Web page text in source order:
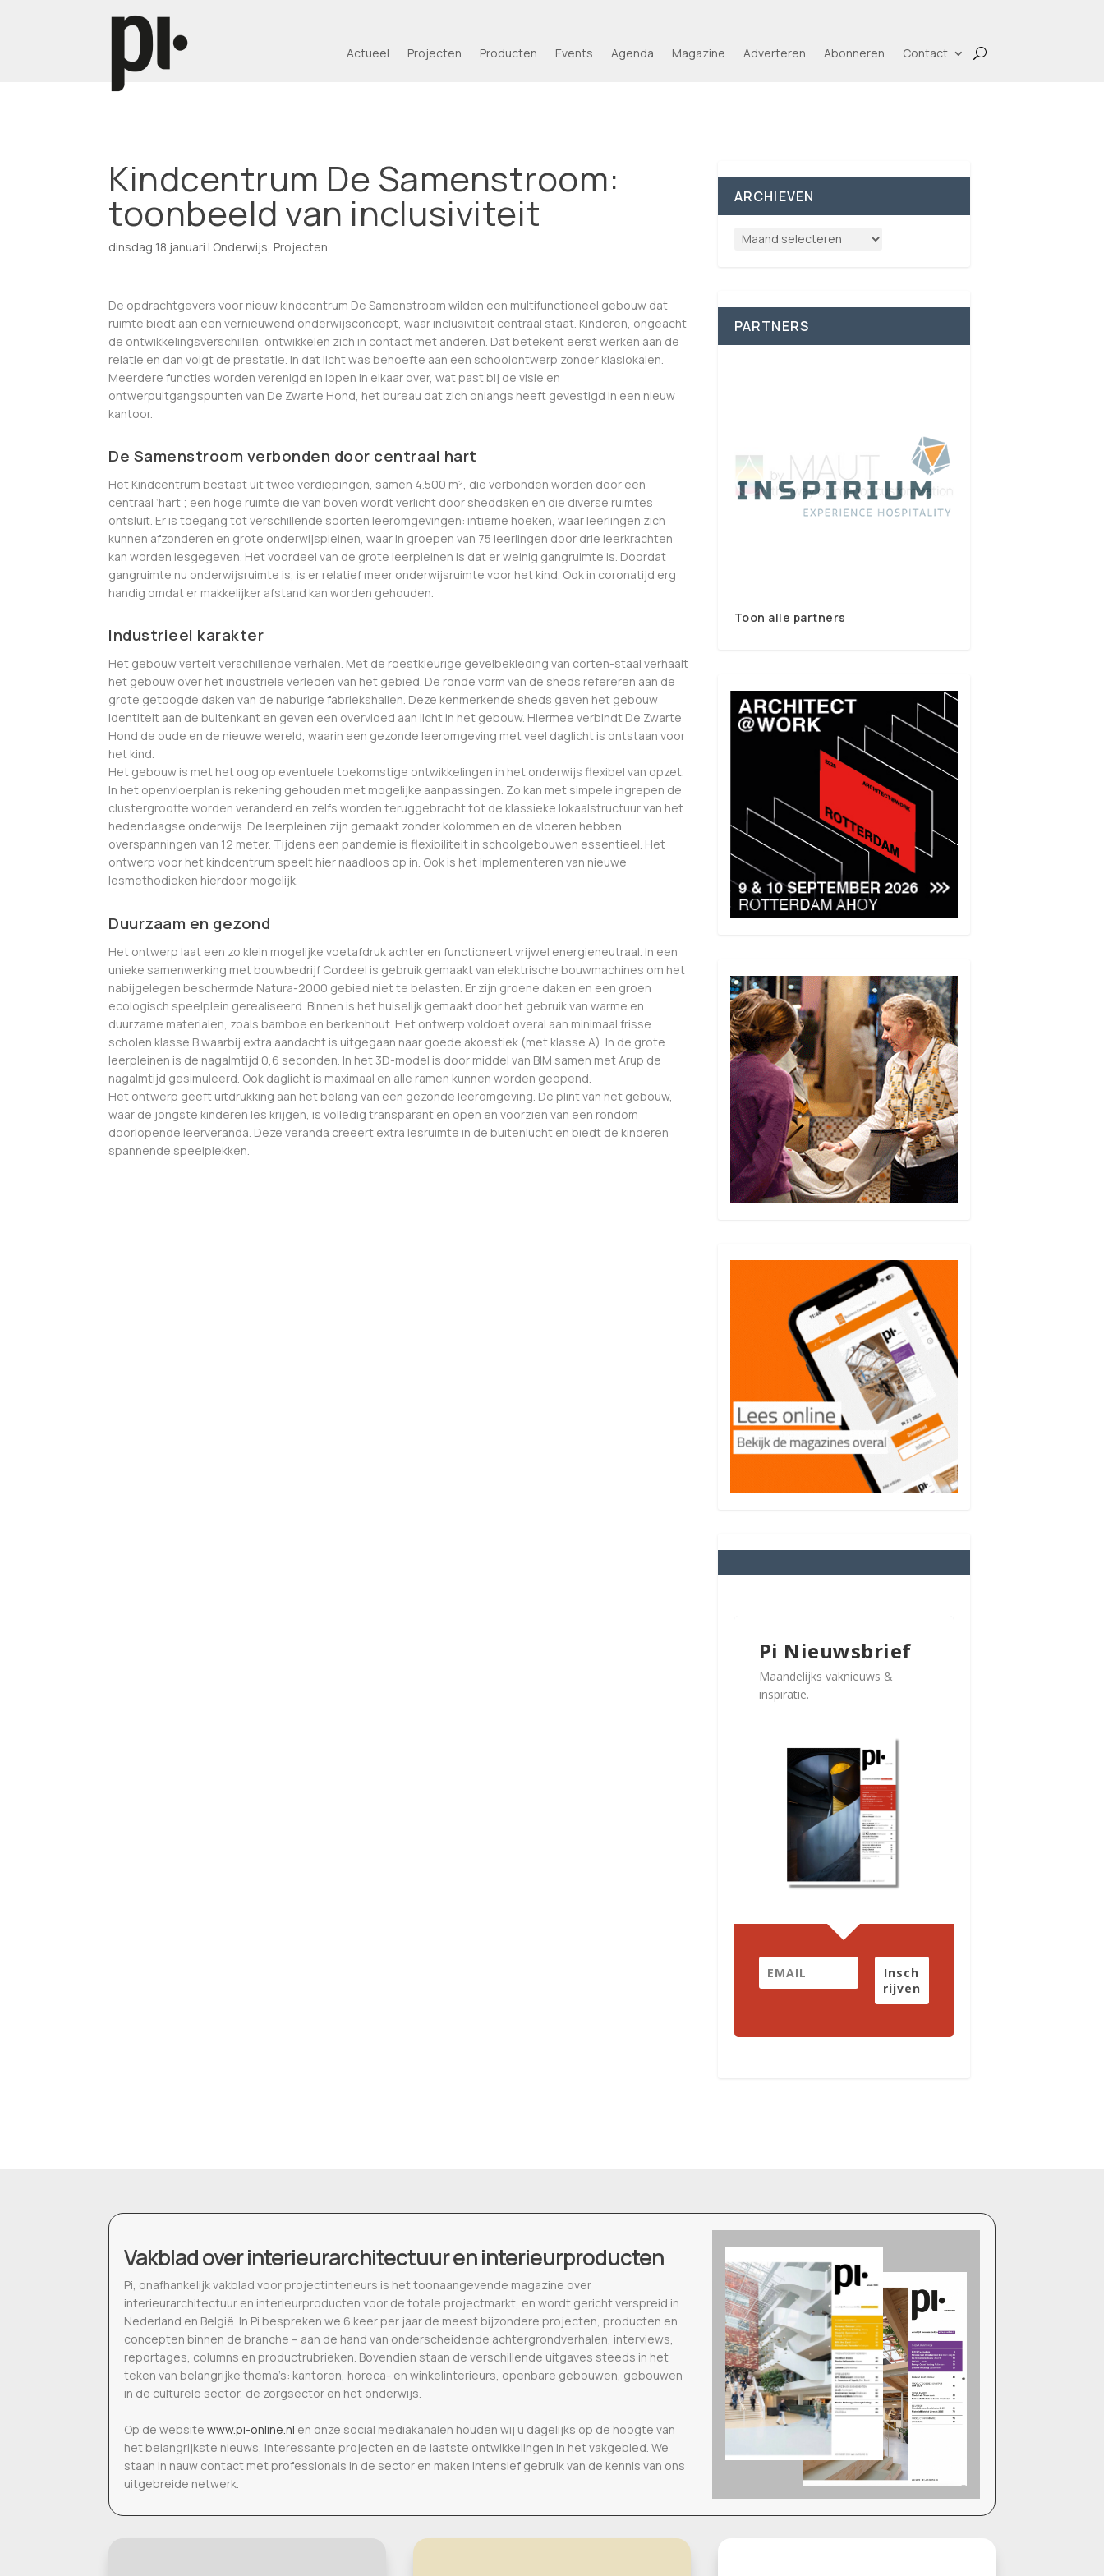
Actueel Projecten Producten Events Agenda Magazine Adverteren Abonneren Contact
Kindcentrum De Samenstroom:
toonbeeld van inclusiviteit
dinsdag 18 januari | Onderwijs Projecten
De opdrachtgevers voor nieuw kindcentrum De Samenstroom wilden een multifunctioneel gebouw dat
ruimte biedt aan een vernieuwend onderwijsconcept, waar inclusiviteit centraal staat. Kinderen, ongeacht
de ontwikkelingsverschillen, ontwikkelen zich in contact met anderen. Dat betekent eerst werken aan de
relatie en dan volgt de prestatie. In dat licht was behoefte aan een schoolontwerp zonder klaslokalen.
Meerdere functies worden verenigd en lopen in elkaar over, wat past bij de visie en
ontwerpuitgangspunten van De Zwarte Hond, het bureau dat zich onlangs heeft gevestigd in een nieuw
kantoor.
De Samenstroom verbonden door centraal hart
Het Kindcentrum bestaat uit twee verdiepingen, samen 4.500 m², die verbonden worden door een
centraal ‘hart’; een hoge ruimte die van boven wordt verlicht door sheddaken en die diverse ruimtes
ontsluit. Er is toegang tot verschillende soorten leeromgevingen: intieme hoeken, waar leerlingen zich
kunnen afzonderen en grote onderwijspleinen, waar in groepen van 75 leerlingen door drie leerkrachten
kan worden lesgegeven. Het voordeel van de grote leerpleinen is dat er weinig gangruimte is. Doordat
gangruimte nu onderwijsruimte is, is er relatief meer onderwijsruimte voor het kind. Ook in coronatijd erg
handig omdat er makkelijker afstand kan worden gehouden.
Industrieel karakter
Het gebouw vertelt verschillende verhalen. Met de roestkleurige gevelbekleding van corten-staal verhaalt
het gebouw over het industriële verleden van het gebied. De ronde vorm van de sheds refereren aan de
grote getoogde daken van de naburige fabriekshallen. Deze kenmerkende sheds geven het gebouw
identiteit aan de buitenkant en geven een overvloed aan licht in het gebouw. Hiermee verbindt De Zwarte
Hond de oude en de nieuwe wereld, waarin een gezonde leeromgeving met veel daglicht is ontstaan voor
het kind.
Het gebouw is met het oog op eventuele toekomstige ontwikkelingen in het onderwijs flexibel van opzet.
In het openvloerplan is rekening gehouden met mogelijke aanpassingen. Zo kan met simpele ingrepen de
clustergrootte worden veranderd en zelfs worden teruggebracht tot de klassieke lokaalstructuur van het
hedendaagse onderwijs. De leerpleinen zijn gemaakt zonder kolommen en de vloeren hebben
overspanningen van 12 meter. Tijdens een pandemie is flexibiliteit in schoolgebouwen essentieel. Het
ontwerp voor het kindcentrum speelt hier naadloos op in. Ook is het implementeren van nieuwe
lesmethodieken hierdoor mogelijk.
Duurzaam en gezond
Het ontwerp laat een zo klein mogelijke voetafdruk achter en functioneert vrijwel energieneutraal. In een
unieke samenwerking met bouwbedrijf Cordeel is gebruik gemaakt van elektrische bouwmachines om het
nabijgelegen beschermde Natura-2000 gebied niet te belasten. Er zijn groene daken en een groen
ecologisch speelplein gerealiseerd. Binnen is het huiselijk gemaakt door het gebruik van warme en
duurzame materialen, zoals bamboe en berkenhout. Het ontwerp voldoet overal aan minimaal frisse
scholen klasse B waarbij extra aandacht is uitgegaan naar goede akoestiek (met klasse A). In de grote
leerpleinen is de nagalmtijd 0,6 seconden. In het 3D-model is door middel van BIM samen met Arup de
nagalmtijd gesimuleerd. Ook daglicht is maximaal en alle ramen kunnen worden geopend.
Het ontwerp geeft uitdrukking aan het belang van een gezonde leeromgeving. De plint van het gebouw,
waar de jongste kinderen les krijgen, is volledig transparant en open en voorzien van een rondom
doorlopende leerveranda. Deze veranda creëert extra lesruimte in de buitenlucht en biedt de kinderen
spannende speelplekken.
ARCHIEVEN
PARTNERS
Toon alle partners
Pi Nieuwsbrief
Maandelijks vaknieuws &
inspiratie.
Insch
rijven
Vakblad over interieurarchitectuur en interieurproducten
Pi, onafhankelijk vakblad voor projectinterieurs is het toonaangevende magazine over
interieurarchitectuur en interieurproducten voor de totale projectmarkt, en wordt gericht verspreid in
Nederland en België. In Pi bespreken we 6 keer per jaar de meest bijzondere projecten, producten en
concepten binnen de branche – aan de hand van onderscheidende achtergrondverhalen, interviews,
reportages, columns en productrubrieken. Bovendien staan de verschillende uitgaves steeds in het
teken van belangrijke thema’s: kantoren, horeca- en winkelinterieurs, openbare gebouwen, gebouwen
in de culturele sector, de zorgsector en het onderwijs.
Op de website www.pi-online.nl en onze social mediakanalen houden wij u dagelijks op de hoogte van
het belangrijkste nieuws, interessante projecten en de laatste ontwikkelingen in het vakgebied. We
staan in nauw contact met professionals in de sector en maken intensief gebruik van de kennis van ons
uitgebreide netwerk.